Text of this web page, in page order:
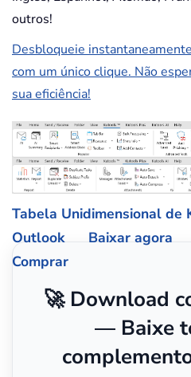
outros!
Desbloqueie
com um único clique. Não
sua eficiência!
Tabela Unidimensional de
Outlook
Baixar agora
Comprar
🚀 Download
— Baixe